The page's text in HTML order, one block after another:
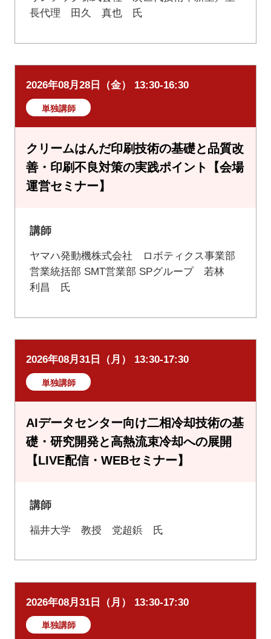
長代理 田久 真也 氏
2026年08月28日（金） 13:30-16:30
単独講師
クリームはんだ印刷技術の基礎と品質改
善・印刷不良対策の実践ポイント【会場
運営セミナー】
講師
ヤマハ発動機株式会社 ロボティクス事業部
営業統括部 SMT営業部 SPグループ 若林
利昌 氏
2026年08月31日（月） 13:30-17:30
単独講師
AIデータセンター向け二相冷却技術の基
礎・研究開発と高熱流束冷却への展開
【LIVE配信・WEBセミナー】
講師
福井大学 教授 党超鋲 氏
2026年08月31日（月） 13:30-17:30
単独講師